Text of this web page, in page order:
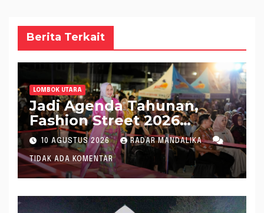
Berita Terkait
LOMBOK UTARA
Jadi Agenda Tahunan,
Fashion Street 2026
Lombok Utara Meriah
10 AGUSTUS 2026 RADAR MANDALIKA
TIDAK ADA KOMENTAR